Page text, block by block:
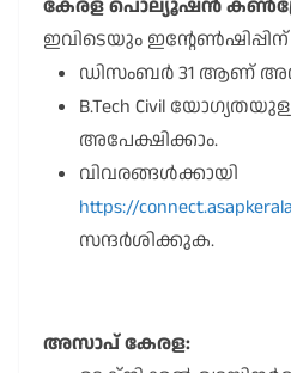
കേരള പൊല്യൂഷൻ
ഇവിടെയും
ഡിസംബർ 31 ആണ്
B.Tech Civil
അപേക്ഷിക്കാം.
വിവരങ്ങൾക്കായി
https://
സന്ദർശിക്കുക.
അസാപ് കേരള: